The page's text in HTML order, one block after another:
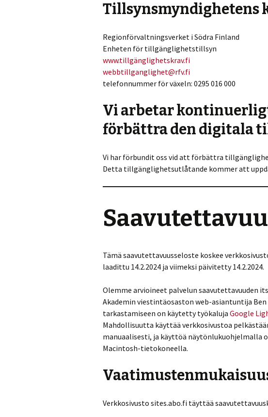
Regionförvaltningsverket i Södra Finland
Enheten för tillgänglighetstillsyn
www.tillgänglighetskrav.fi
webbtillganglighet@rfv.fi
telefonnummer för växeln: 0295 016 000
Vi arbetar
förbättra den digitala
Vi har förbundit oss vid att förbättra
Detta tillgänglighetsutlåtande kommer att
Tämä saavutettavuusseloste koskee
laadittu 14.2.2024 ja viimeksi päivitetty 14.2.2024.
Olemme arvioineet palvelun saavutettavuuden
Akademin viestintäosaston web-asiantuntija
tarkastamiseen on käytetty työkaluja Google
Mahdollisuutta käyttää verkkosivustoa
manuaalisesti, ja käyttöä näytönlukuohjelmalla
Macintosh-tietokoneella.
Verkkosivusto sites.abo.fi täyttää